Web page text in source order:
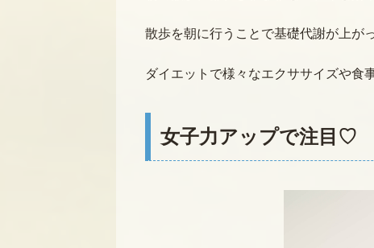
散歩を朝に行うことで基礎代謝が上が
ダイエットで様々なエクササイズや食
女子力アップで注目♡